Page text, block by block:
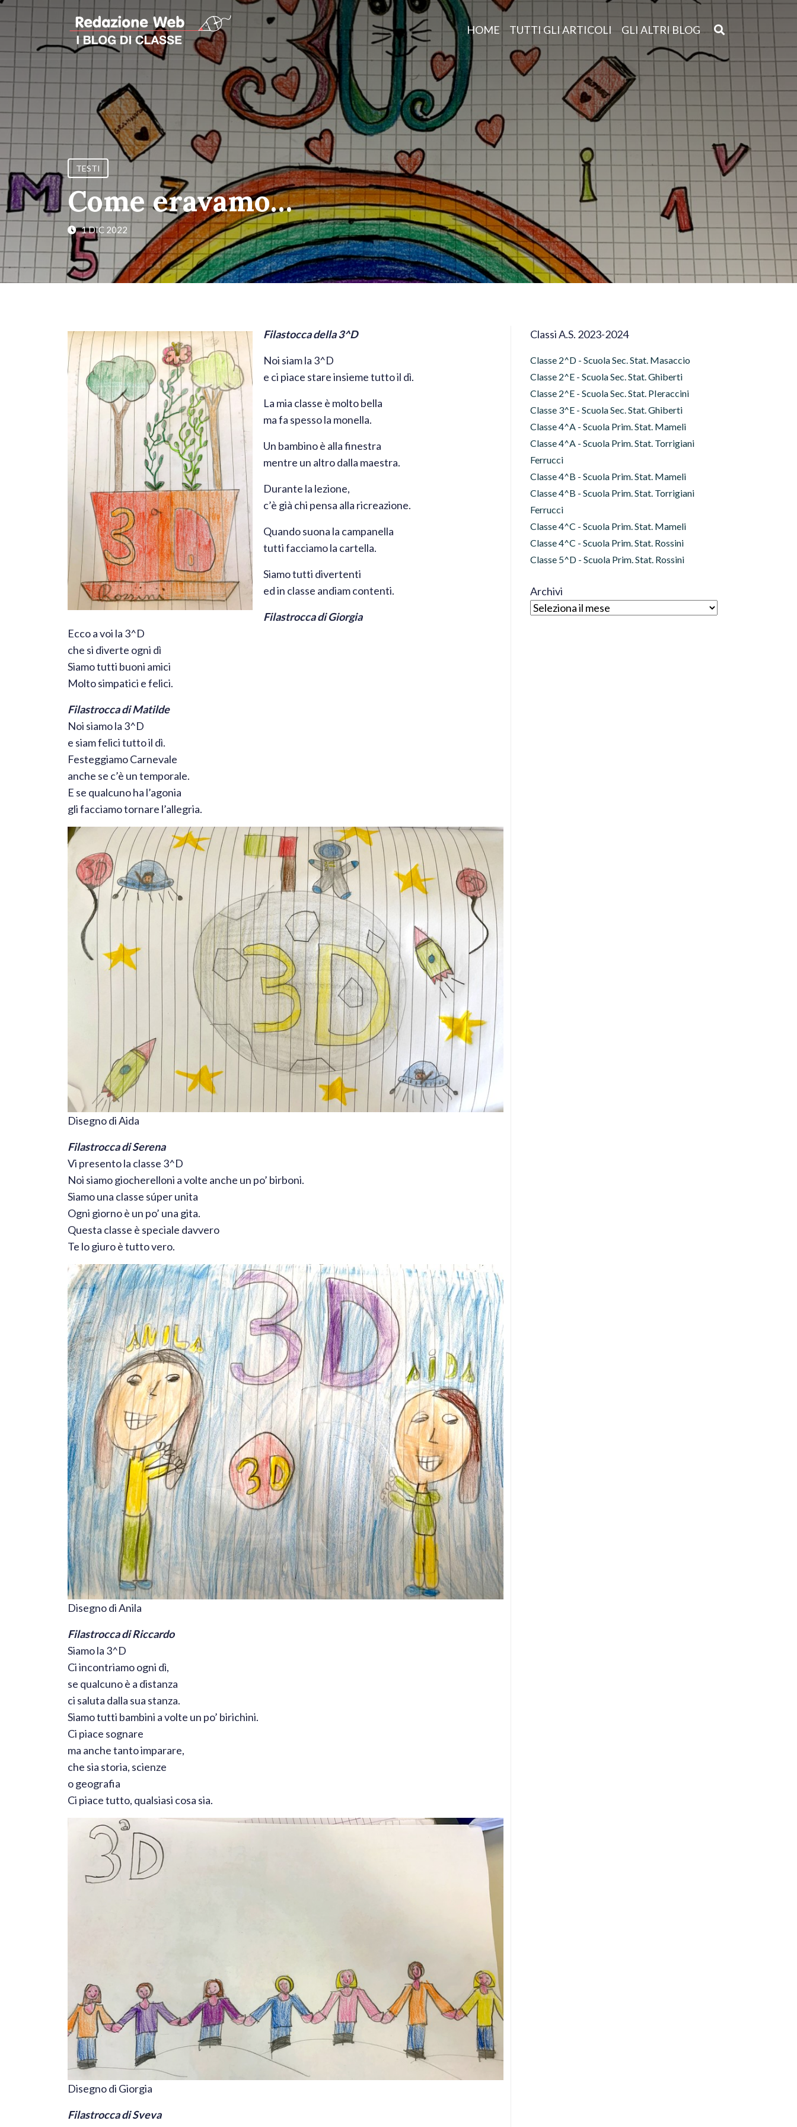
HOME TUTTI GLI ARTICOLI GLI ALTRI BLOG
TESTI
Come eravamo…
1 DIC 2022
Filastocca della 3^D
Noi siam la 3^D
e ci piace stare insieme tutto il dì.
La mia classe è molto bella
ma fa spesso la monella.
Un bambino è alla finestra
mentre un altro dalla maestra.
Durante la lezione,
c’è già chi pensa alla ricreazione.
Quando suona la campanella
tutti facciamo la cartella.
Siamo tutti divertenti
ed in classe andiam contenti.
Filastrocca di Giorgia
Ecco a voi la 3^D
che si diverte ogni dì
Siamo tutti buoni amici
Molto simpatici e felici.
Filastrocca di Matilde
Noi siamo la 3^D
e siam felici tutto il dì.
Festeggiamo Carnevale
anche se c’è un temporale.
E se qualcuno ha l’agonia
gli facciamo tornare l’allegria.
Disegno di Aida
Filastrocca di Serena
Vi presento la classe 3^D
Noi siamo giocherelloni a volte anche un po’ birboni.
Siamo una classe súper unita
Ogni giorno è un po’ una gita.
Questa classe è speciale davvero
Te lo giuro è tutto vero.
Disegno di Anila
Filastrocca di Riccardo
Siamo la 3^D
Ci incontriamo ogni dì,
se qualcuno è a distanza
ci saluta dalla sua stanza.
Siamo tutti bambini a volte un po’ birichini.
Ci piace sognare
ma anche tanto imparare,
che sia storia, scienze
o geografia
Ci piace tutto, qualsiasi cosa sia.
Disegno di Giorgia
Filastrocca di Sveva
Classi A.S. 2023-2024
Classe 2^D - Scuola Sec. Stat. Masaccio
Classe 2^E - Scuola Sec. Stat. Ghiberti
Classe 2^E - Scuola Sec. Stat. PIeraccini
Classe 3^E - Scuola Sec. Stat. Ghiberti
Classe 4^A - Scuola Prim. Stat. Mameli
Classe 4^A - Scuola Prim. Stat. Torrigiani
Ferrucci
Classe 4^B - Scuola Prim. Stat. Mameli
Classe 4^B - Scuola Prim. Stat. Torrigiani
Ferrucci
Classe 4^C - Scuola Prim. Stat. Mameli
Classe 4^C - Scuola Prim. Stat. Rossini
Classe 5^D - Scuola Prim. Stat. Rossini
Archivi